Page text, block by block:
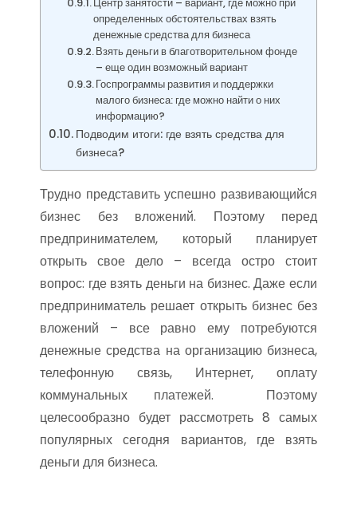
определенных обстоятельствах взять
денежные средства для бизнеса
Взять деньги в благотворительном фонде
– еще один возможный вариант
Госпрограммы развития и поддержки
малого бизнеса: где можно найти о них
информацию?
Подводим итоги: где взять средства для
бизнеса?
Трудно представить успешно развивающийся
бизнес без вложений. Поэтому перед
предпринимателем, который планирует
открыть свое дело – всегда остро стоит
вопрос: где взять деньги на бизнес. Даже если
предприниматель решает открыть бизнес без
вложений – все равно ему потребуются
денежные средства на организацию бизнеса,
телефонную связь, Интернет, оплату
коммунальных платежей. Поэтому
целесообразно будет рассмотреть 8 самых
популярных сегодня вариантов, где взять
деньги для бизнеса.